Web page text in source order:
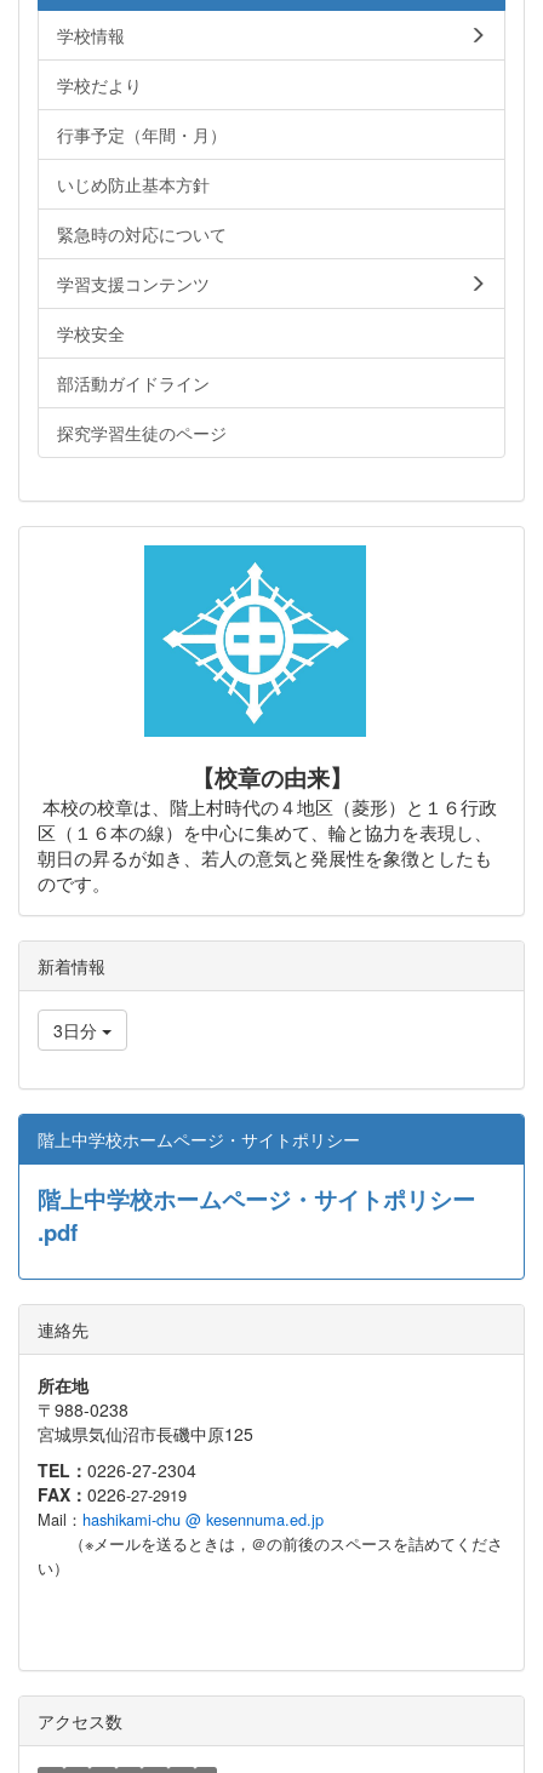
学校情報
学校だより
行事予定（年間・月）
いじめ防止基本方針
緊急時の対応について
学習支援コンテンツ
学校安全
部活動ガイドライン
探究学習生徒のページ
【校章の由来】
本校の校章は、階上村時代の４地区（菱形）と１６行政
区（１６本の線）を中心に集めて、輪と協力を表現し、
朝日の昇るが如き、若人の意気と発展性を象徴としたも
のです。
新着情報
3日分
階上中学校ホームページ・サイトポリシー
階上中学校ホームページ・サイトポリシー
.pdf
連絡先
所在地
〒988-0238
宮城県気仙沼市長磯中原125
TEL： 0226-27-2304
FAX： 0226-27-2919
Mail： hashikami-chu @ kesennuma.ed.jp
（※メールを送るときは，＠の前後のスペースを詰めてくださ
い）
アクセス数